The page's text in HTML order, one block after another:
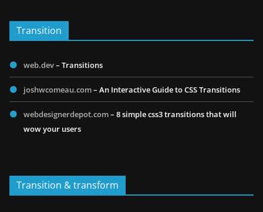
Transition
web.dev– Transitions
joshwcomeau.com– An Interactive Guide to CSS Transitions
webdesignerdepot.com– 8 simple css3 transitions that will
wow your users
Transition & transform